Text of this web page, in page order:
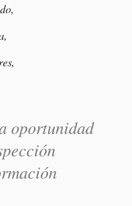
oportunidad